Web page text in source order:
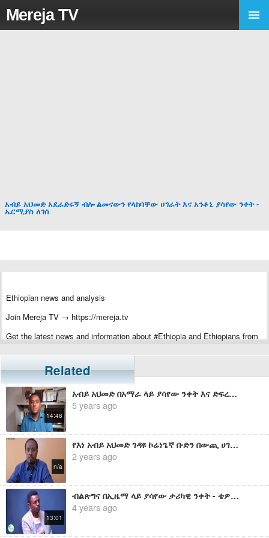
Mereja TV
አብይ አህመድ አደራድሩኝ ብሎ ልመናውን የላከባቸው ሀገራት እና አንቶኒ ያሳየው ንቀት -
ኤርሚያስ ለገሰ
Ethiopian news and analysis
Join Mereja TV → https://mereja.tv
Get the latest news and information about #Ethiopia and Ethiopians from
For inquiry or additional information, visit Mereja.com
Mereja presents Ethiopian news, Ethiopian music, sports, arts, and
entertainment
Related
14:48
አብይ አህመድ በአማራ ላይ ያሳየው ንቀት እና ድፍረት - ሀብታሙ አያሌው
5 years ago
n/a
የእነ አብይ አህመድ ገዳዩ ኮሬነጌኛ ቡድን በውጪ ሀገራት ሊሰማሩ እንደሆነ ተገለጸ
2 years ago
13:01
ብልጽግና በኢዜማ ላይ ያሳየው ታሪካዊ ንቀት - ቴዎድሮስ አስፋው
4 years ago